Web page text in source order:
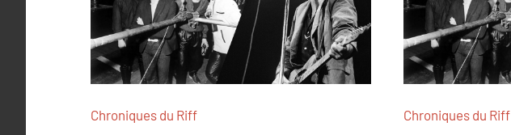
Chroniques du Riff Chroniques du Riff